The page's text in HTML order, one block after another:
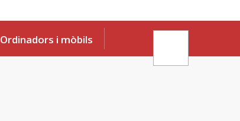
Ordinadors i mòbils